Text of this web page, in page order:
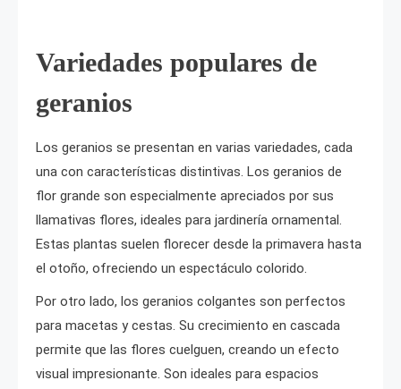
Variedades populares de
geranios
Los geranios se presentan en varias variedades, cada
una con características distintivas. Los geranios de
flor grande son especialmente apreciados por sus
llamativas flores, ideales para jardinería ornamental.
Estas plantas suelen florecer desde la primavera hasta
el otoño, ofreciendo un espectáculo colorido.
Por otro lado, los geranios colgantes son perfectos
para macetas y cestas. Su crecimiento en cascada
permite que las flores cuelguen, creando un efecto
visual impresionante. Son ideales para espacios